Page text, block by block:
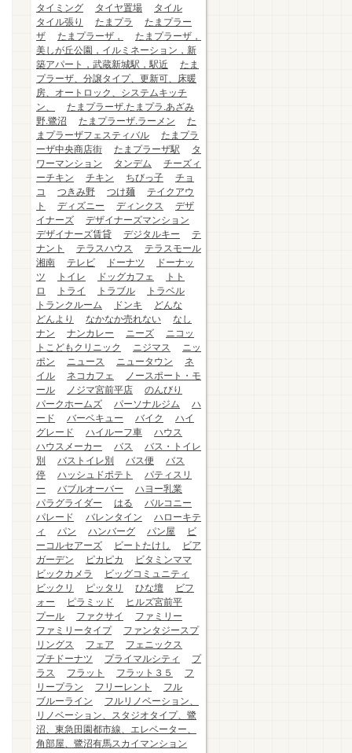
タイミング
タイヤ置場
タイル
タイル張り
たまプラ
たまプラー
ザ
たまプラーザ，
たまプラーザ，
美しが丘公園，イルミネーション，新
築アパート，武蔵新城駅，駅近
たま
プラーザ、分譲タイプ、更新可、床暖
房、オートロック、システムキッチ
ン、
たまプラーザ.たまプラ.あざみ
野.鷺沼
たまプラーザ.ラーメン
た
まプラーザフェスティバル
たまプラ
ーザ中央商店街
たまプラーザ駅
タ
ワーマンション
タンデム
チーズィ
ーチキン
チキン ちびっ子
チョ
コ
つきみ野 つけ麺
テイクアウ
ト
ディズニー ディンクス
デザ
イナーズ
デザイナーズマンション
デザイナーズ賃貸
デジタルキー
テ
ナント
テラスハウス
テラスモール
湘南
テレビ ドーナツ
ドーナッ
ツ
トイレ ドッグカフェ
トト
ロ
トライ トラブル
トラベル
トランクルーム
ドンキ
どんな
どんより
なかなか売れない
なし
ナン
ナンカレー ニーズ
ニコッ
トこどもクリニック
ニジマス
ニッ
ポン
ニュース ニュータウン
ネ
イル
ネコカフェ
ノースポート・モ
ール
ノジマ宮前平店
のんびり
パークホームズ
パーソナルジム
ハ
ード
バーベキュー バイク
ハイ
グレード
ハイルーフ車
ハウス
ハウスメーカー
バス
バス・トイレ
別
バストイレ別 バス便
バス
停
ハッシュドポテト
パティスリ
ー
バブルオーバー
ハヨー乳業
パラグライダー
はる
バルコニー
パレード
バレンタイン
ハローキテ
ィ
パン ハンバーグ パン屋
ビ
ーコルセアーズ
ビートたけし
ビア
ガーデン
ピカピカ
ビタミンママ
ビックカメラ
ビッグコミュニティ
ビックリ
ピッタリ ひな壇
ビフ
ォー
ピラミッド
ヒルズ宮前平
プール
ファクサイ
ファミリー
ファミリータイプ
ファンタジースプ
リングス
フェア
フェニックス
プチドーナツ
プライマルシティ
プ
ラス
フラット フラット３５
フ
リープラン
フリーレント
フル
ブルーライン
フルリノベーション、
リノベーション、スタジオタイプ、鷺
沼、東急田園都市線、エレベーター、
角部屋、鷺沼有馬スカイマンション